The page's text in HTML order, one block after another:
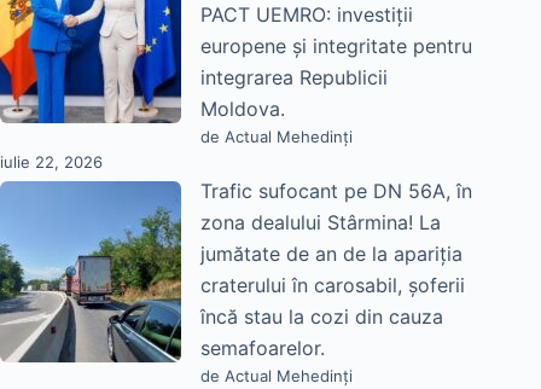
PACT UEMRO: investiții
europene și integritate pentru
integrarea Republicii
Moldova.
de Actual Mehedinți
iulie 22, 2026
Trafic sufocant pe DN 56A, în
zona dealului Stârmina! La
jumătate de an de la apariția
craterului în carosabil, șoferii
încă stau la cozi din cauza
semafoarelor.
de Actual Mehedinți